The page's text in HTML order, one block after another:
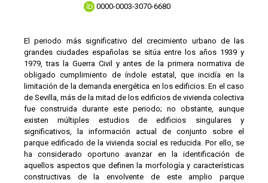
0000-0003-3070-6680
El periodo más significativo del crecimiento urbano de las
grandes ciudades españolas se sitúa entre los años 1939 y
1979, tras la Guerra Civil y antes de la primera normativa de
obligado cumplimiento de índole estatal, que incidía en la
limitación de la demanda energética en los edificios. En el caso
de Sevilla, más de la mitad de los edificios de vivienda colectiva
fue construida durante este periodo; no obstante, aunque
existen múltiples estudios de edificios singulares y
significativos, la información actual de conjunto sobre el
parque edificado de la vivienda social es reducida. Por ello, se
ha considerado oportuno avanzar en la identificación de
aquellos aspectos que definen la morfología y características
constructivas de la envolvente de este amplio parque